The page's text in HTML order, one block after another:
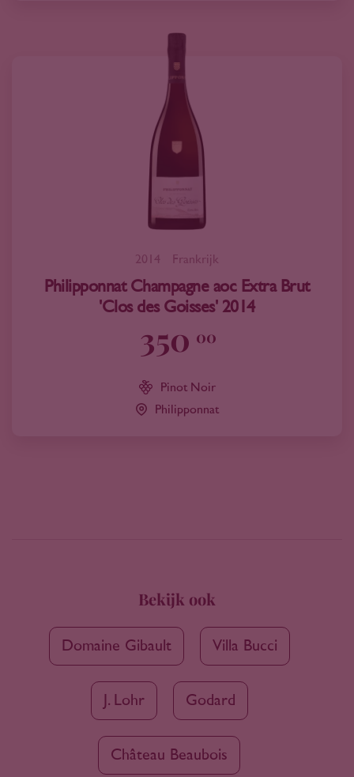
2014 Frankrijk
Philipponnat Champagne aoc Extra Brut
'Clos des Goisses' 2014
350 00
Pinot Noir
Philipponnat
Bekijk ook
Domaine Gibault Villa Bucci
J. Lohr Godard
Château Beaubois